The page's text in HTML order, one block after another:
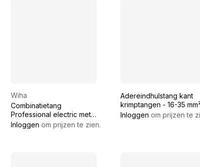
Wiha
Combinatietang
Professional electric met
DynamicJoint® en
Inloggen om prijzen te zien.
Adereindhulstang kant
krimptangen - 16-35
Inloggen om prijzen te